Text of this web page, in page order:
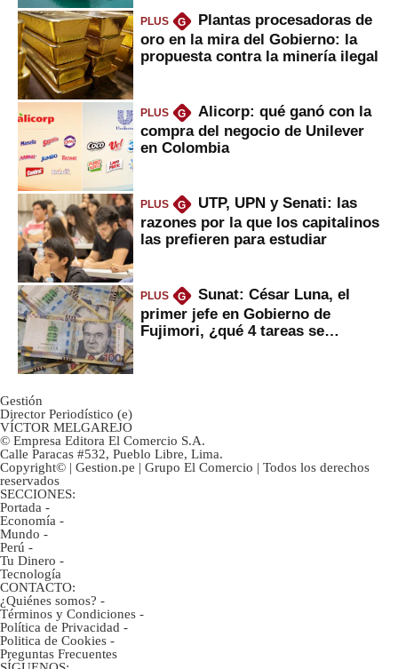
PLUS G
Plantas procesadoras de
oro en la mira del Gobierno: la
propuesta contra la minería ilegal
PLUS G
Alicorp: qué ganó con la
compra del negocio de Unilever
en Colombia
PLUS G
UTP, UPN y Senati: las
razones por la que los capitalinos
las prefieren para estudiar
PLUS G
Sunat: César Luna, el
primer jefe en Gobierno de
Fujimori, ¿qué 4 tareas se
Gestión
Director Periodístico (e)
VÍCTOR MELGAREJO
© Empresa Editora El Comercio S.A.
Calle Paracas #532, Pueblo Libre, Lima.
Copyright© | Gestion.pe | Grupo El Comercio | Todos los derechos
reservados
SECCIONES:
Portada -
Economía -
Mundo -
Perú -
Tu Dinero -
Tecnología
CONTACTO:
¿Quiénes somos? -
Términos y Condiciones -
Política de Privacidad -
Politica de Cookies -
Preguntas Frecuentes